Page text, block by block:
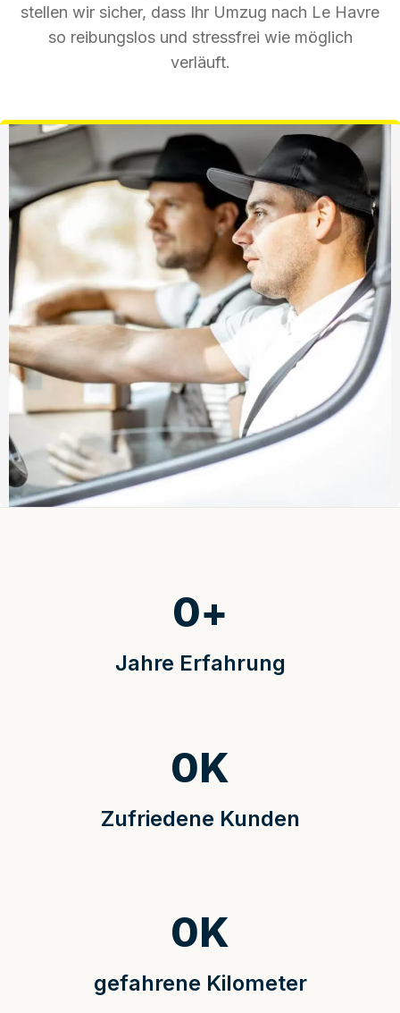
stellen wir sicher, dass Ihr Umzug nach Le Havre
so reibungslos und stressfrei wie möglich
verläuft.
Jahre Erfahrung
0+
Zufriedene Kunden
0K
gefahrene Kilometer
0K